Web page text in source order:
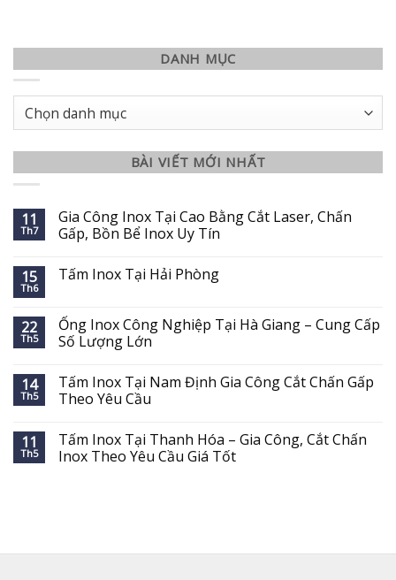
DANH MỤC
Danh
mục
BÀI VIẾT MỚI NHẤT
11
Th7
Gia Công Inox Tại Cao Bằng Cắt Laser, Chấn
Gấp, Bồn Bể Inox Uy Tín
15
Th6
Tấm Inox Tại Hải Phòng
22
Th5
Ống Inox Công Nghiệp Tại Hà Giang – Cung Cấp
Số Lượng Lớn
14
Th5
Tấm Inox Tại Nam Định Gia Công Cắt Chấn Gấp
Theo Yêu Cầu
11
Th5
Tấm Inox Tại Thanh Hóa – Gia Công, Cắt Chấn
Inox Theo Yêu Cầu Giá Tốt